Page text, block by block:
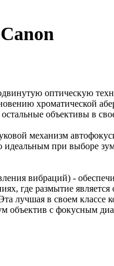
оптическую
хроматической
объективы в
механизм
идеальным при выборе
вибраций) -
где размытие
лучшая в своем
объектив с фокусным